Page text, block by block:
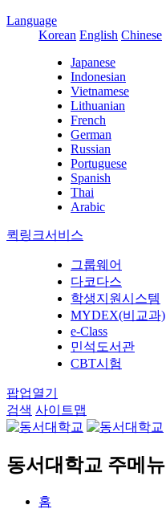
Language
Korean English Chinese
Japanese
Indonesian
Vietnamese
Lithuanian
French
German
Russian
Portuguese
Spanish
Thai
Arabic
퀵링크서비스
그룹웨어
다코다스
학생지원시스템
MYDEX(비교과)
e-Class
민석도서관
CBT시험
팝업열기
검색 사이트맵
동서대학교 주메뉴
홈